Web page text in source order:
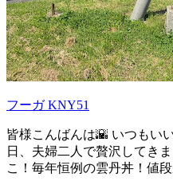
フーガ KNY51
皆様こんばんは🌇 いつもい
日、夫婦二人で贅沢してき
こ！毎年恒例の雲丹丼！値